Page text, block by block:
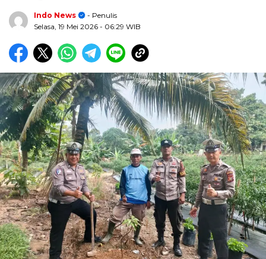
Indo News
- Penulis
Selasa, 19 Mei 2026 - 06:29 WIB